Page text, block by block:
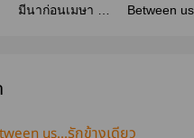
มีนาก่อนเมษา #วี่
Between